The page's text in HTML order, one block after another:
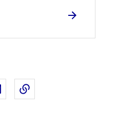
sur LinkedIn
Partager par email